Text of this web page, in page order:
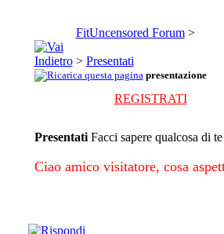
FitUncensored Forum >
> Presentati
presentazione
REGISTRATI
Presentati Facci sapere qualcosa di te
Ciao amico visitatore, cosa